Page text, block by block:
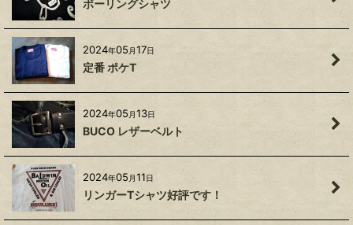
ボーリングシャツ
2024年05 月17日
定番 ポケT
2024年05 月13日
BUCO レザーベルト
2024年05 月11日
リンガーTシャツ好評です！